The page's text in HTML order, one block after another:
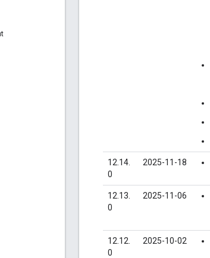
12.14.
0
2025-11-18
12.13.
0
2025-11-06
12.12.
0
2025-10-02